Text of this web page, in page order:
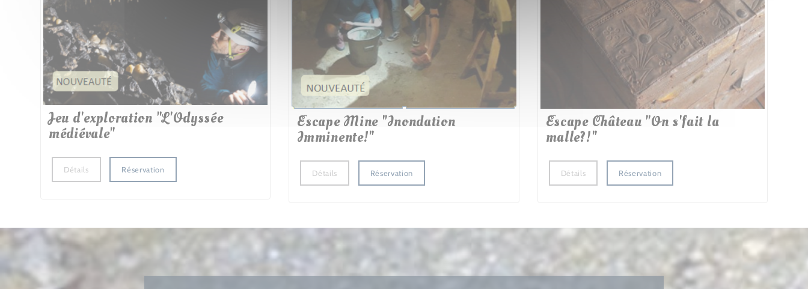
Jeu d'exploration "L'Odyssée
médiévale"
Détails Réservation
Escape Mine "Inondation
Imminente!"
Détails Réservation
Escape Château "On s'fait la
malle?!"
Détails Réservation